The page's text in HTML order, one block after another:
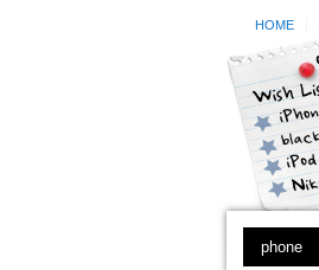
HOME
phone